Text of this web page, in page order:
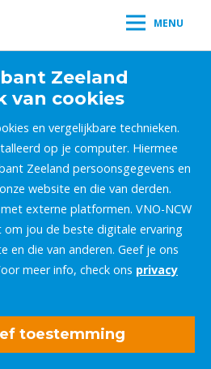
MENU
Zeeland
van cookies
en vergelijkbare technieken.
op je computer. Hiermee
Zeeland persoonsgegevens en
website en die van derden.
externe platformen. VNO-NCW
jou de beste digitale ervaring
en die van anderen. Geef je ons
meer info, check ons privacy
toestemming